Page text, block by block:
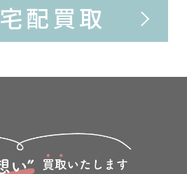
宅配買取